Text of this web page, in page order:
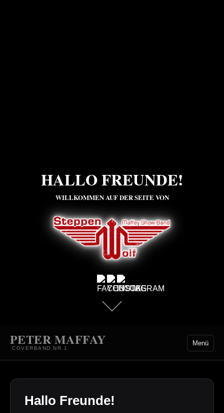
HALLO FREUNDE!
WILLKOMMEN AUF DER SEITE VON
PETER MAFFAY
COVERBAND NR.1
Menü
Hallo Freunde!